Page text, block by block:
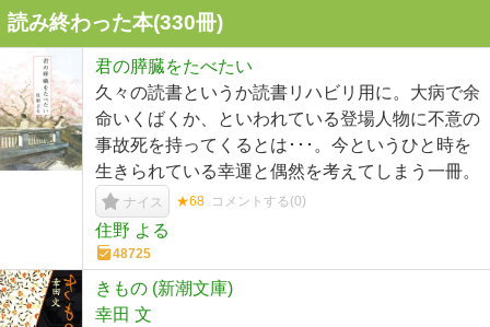
読み終わった本(330冊)
君の膵臓をたべたい
久々の読書というか読書リハビリ用に。大病で余
命いくばくか、といわれている登場人物に不意の
事故死を持ってくるとは･･･。今というひと時を
生きられている幸運と偶然を考えてしまう一冊。
ナイス ★68 コメントする(0)
住野 よる
48725
きもの (新潮文庫)
幸田 文